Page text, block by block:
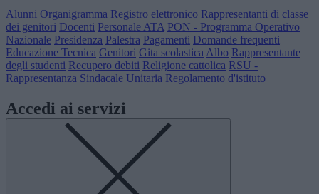
Alunni Organigramma Registro elettronico Rappresentanti di classe
dei genitori Docenti Personale ATA PON - Programma Operativo
Nazionale Presidenza Palestra Pagamenti Domande frequenti
Educazione Tecnica Genitori Gita scolastica Albo Rappresentante
degli studenti Recupero debiti Religione cattolica RSU -
Rappresentanza Sindacale Unitaria Regolamento d'istituto
Accedi ai servizi